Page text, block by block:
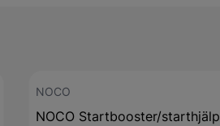
NOCO
NOCO Startbooster/starthjälp